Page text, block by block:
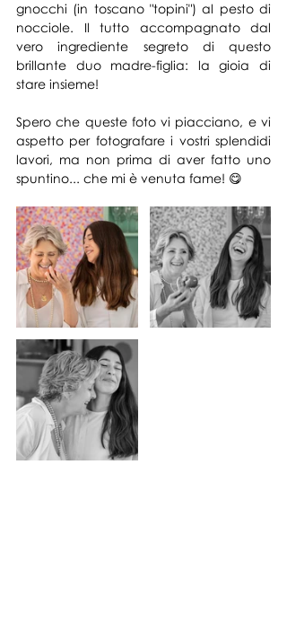
gnocchi (in toscano "topini") al pesto di
nocciole. Il tutto accompagnato dal
vero ingrediente segreto di questo
brillante duo madre-figlia: la gioia di
stare insieme!
Spero che queste foto vi piacciano, e vi
aspetto per fotografare i vostri splendidi
lavori, ma non prima di aver fatto uno
spuntino... che mi è venuta fame! 😋